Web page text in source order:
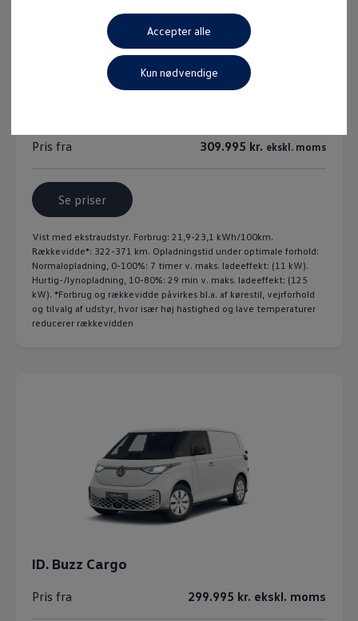
Pris fra 309.995 kr. ekskl. moms
Se priser
Vist med ekstraudstyr. Forbrug: 21,9-23,1 kWh/100km.
Rækkevidde*: 322-371 km. Opladningstid under optimale forhold:
Normalopladning, 0-100%: 7 timer v. maks. ladeeffekt: (11 kW).
Hurtig-/lynopladning, 10-80%: 29 min v. maks. ladeeffekt: (125
kW). *Forbrug og rækkevidde påvirkes bl.a. af kørestil, vejrforhold
og tilvalg af udstyr, hvor især høj hastighed og lave temperaturer
reducerer rækkevidden
ID. Buzz Cargo
Pris fra 299.995 kr. ekskl. moms
Accepter alle
Kun nødvendige